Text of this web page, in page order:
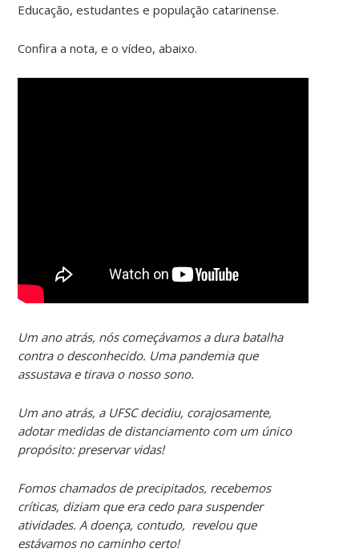
Educação, estudantes e população catarinense.
Confira a nota, e o vídeo, abaixo.
Um ano atrás, nós começávamos a dura batalha
contra o desconhecido. Uma pandemia que
assustava e tirava o nosso sono.
Um ano atrás, a UFSC decidiu, corajosamente,
adotar medidas de distanciamento com um único
propósito: preservar vidas!
Fomos chamados de precipitados, recebemos
críticas, diziam que era cedo para suspender
atividades. A doença, contudo, revelou que
estávamos no caminho certo!